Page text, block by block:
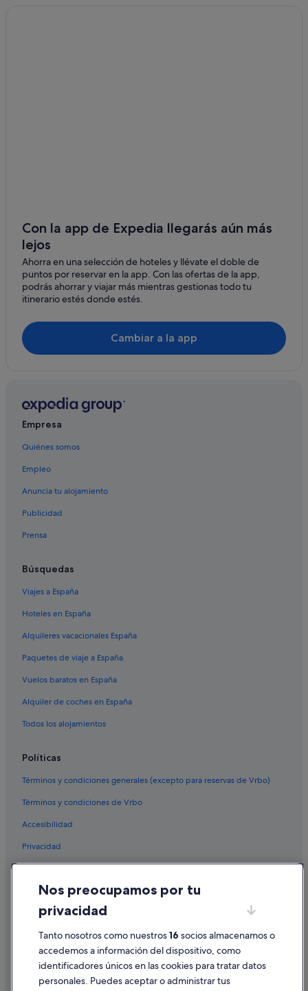
Hoteles con gimnasio en Barlovento
Pensiones en Los Sauces
Hoteles cerca de Piscinas de La Fajana
Villas en Los Sauces
Villas en Barlovento
Casas privadas de vacaciones en El Tablado
Hoteles cerca de Cadena volcánica de Cumbre Vieja
Hoteles cerca de Piscinas naturales de Charco Azul
Hoteles cerca de Playa Nogales
San Andrés y Sauces hoteles
Hoteles de 4 estrellas en Barlovento
Casas rurales en Barlovento
La Galga hoteles
Barlovento hoteles
Casas de campo en Los Sauces
Hoteles de 3 estrellas en El Tablado
Hoteles cerca de Observatorio del Roque de los
Con la app de Expedia llegarás aún más
lejos
Ahorra en una selección de hoteles y llévate el doble de
puntos por reservar en la app. Con las ofertas de la app,
podrás ahorrar y viajar más mientras gestionas todo tu
itinerario estés donde estés.
Cambiar a la app
Empresa
Quiénes somos
Empleo
Anuncia tu alojamiento
Publicidad
Prensa
Búsquedas
Viajes a España
Hoteles en España
Alquileres vacacionales España
Paquetes de viaje a España
Vuelos baratos en España
Alquiler de coches en España
Todos los alojamientos
Políticas
Términos y condiciones generales (excepto para reservas de Vrbo)
Términos y condiciones de Vrbo
Accesibilidad
Privacidad
Cookies
Condiciones de uso
Información legal/contacto
Pautas sobre el contenido y cómo denunciar contenido
Ayuda
Nos preocupamos por tu
privacidad
Tanto nosotros como nuestros16 socios almacenamos o
accedemos a información del dispositivo, como
identificadores únicos en las cookies para tratar datos
personales. Puedes aceptar o administrar tus